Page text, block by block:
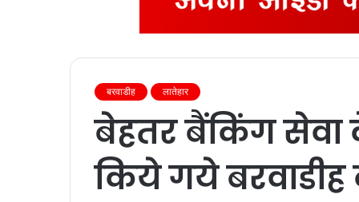
बरवाडीह लातेहार
बेहतर बैंकिंग सेवा
किये गये